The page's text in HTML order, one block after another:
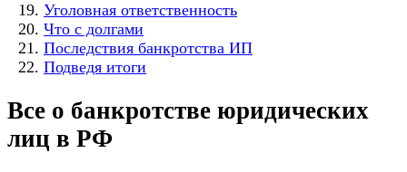
Уголовная ответственность
Что с долгами
Последствия банкротства ИП
Подведя итоги
Все о банкротстве юридических
лиц в РФ